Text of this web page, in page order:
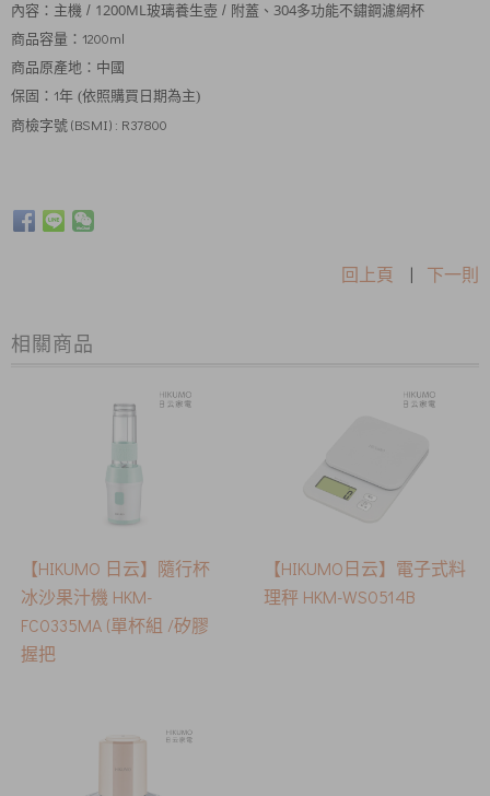
內容：主機 / 1200ML玻璃養生壺 / 附蓋、304多功能不鏽鋼濾網杯
商品容量：1200ml
商品原產地：中國
保固：1年 (依照購買日期為主)
商檢字號 (BSMI) : R37800
回上頁 | 下一則
相關商品
【HIKUMO 日云】隨行杯
冰沙果汁機 HKM-
FC0335MA (單杯組 /矽膠
握把
【HIKUMO日云】電子式料
理秤 HKM-WS0514B